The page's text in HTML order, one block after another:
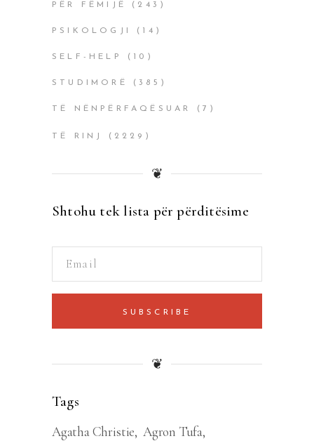
PËR FËMIJË (243)
PSIKOLOGJI (14)
SELF-HELP (10)
STUDIMORË (385)
TË NËNPËRFAQËSUAR (7)
TË RINJ (2229)
❦
Shtohu tek lista për përditësime
SUBSCRIBE
❦
Tags
Agatha Christie Agron Tufa